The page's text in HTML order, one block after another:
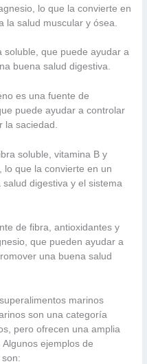
lo que la convierte en
la salud muscular y ósea.
soluble, que puede ayudar a
buena salud digestiva.
es una fuente de
puede ayudar a controlar
la saciedad.
soluble, vitamina B y
lo que la convierte en un
digestiva y el sistema
de fibra, antioxidantes y
que pueden ayudar a
una buena salud
marinos
son una categoría
pero ofrecen una amplia
ejemplos de